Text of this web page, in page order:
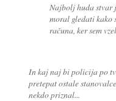
Najbolj huda stvar
moral gledati kako
računa, ker sem
In kaj naj bi policija po
pretepat ostale
nekdo priznal...